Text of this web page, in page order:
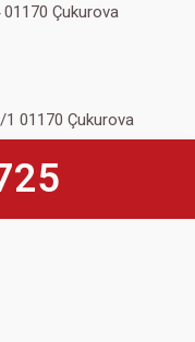
01170 Çukurova
1 01170 Çukurova